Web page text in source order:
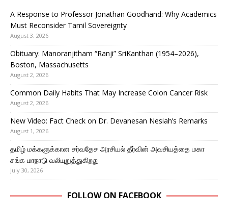
A Response to Professor Jonathan Goodhand: Why Academics
Must Reconsider Tamil Sovereignty
August 3, 2026
Obituary: Manoranjitham “Ranji” SriKanthan (1954–2026),
Boston, Massachusetts
August 2, 2026
Common Daily Habits That May Increase Colon Cancer Risk
August 2, 2026
New Video: Fact Check on Dr. Devanesan Nesiah’s Remarks
August 1, 2026
தமிழ் மக்களுக்கான சர்வதேச அரசியல் தீர்வின் அவசியத்தை மகா
சங்க மாநாடு வலியுறுத்துகிறது
July 30, 2026
FOLLOW ON FACEBOOK